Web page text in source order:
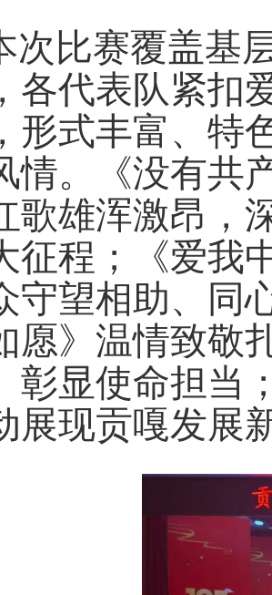
次比赛覆盖基
各代表队紧扣
形式丰富、特
情。《没有共
歌雄浑激昂，
征程；《爱我
守望相助、同
愿》温情致
彰显使命担当
展现贡嘎发展